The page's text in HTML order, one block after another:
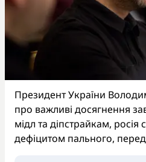
Президент України
про важливі досягнення
мідл та діпстрайкам,
дефіцитом пального,